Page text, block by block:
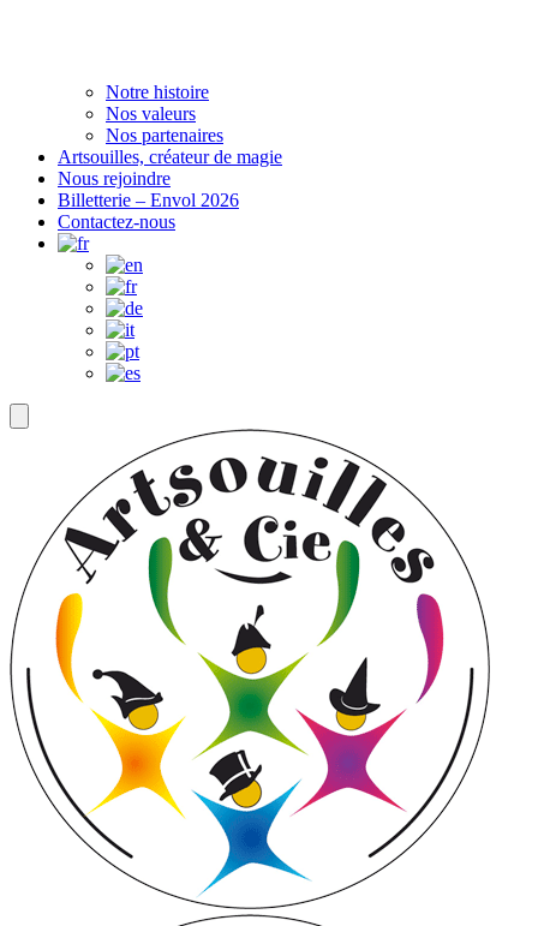
Notre histoire
Nos valeurs
Nos partenaires
Artsouilles, créateur de magie
Nous rejoindre
Billetterie – Envol 2026
Contactez-nous